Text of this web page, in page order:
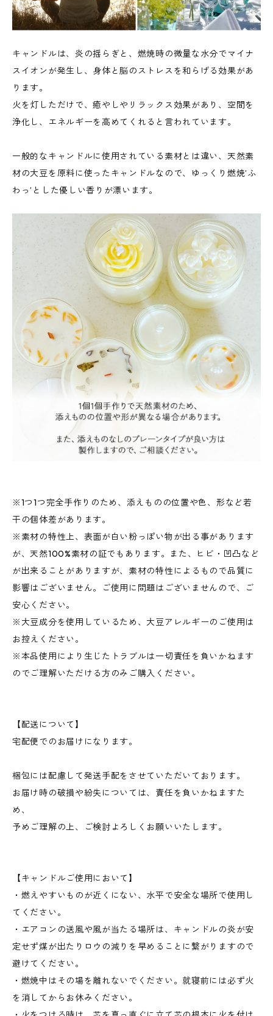
キャンドルは、炎の揺らぎと、燃焼時の微量な水分でマイナ
スイオンが発生し、身体と脳のストレスを和らげる効果があ
ります。
火を灯しただけで、癒やしやリラックス効果があり、空間を
浄化し、エネルギーを高めてくれると言われています。
一般的なキャンドルに使用されている素材とは違い、天然素
材の大豆を原料に使ったキャンドルなので、ゆっくり燃焼’ふ
わっ’とした優しい香りが漂います。
※1つ1つ完全手作りのため、添えものの位置や色、形など若
干の個体差があります。
※素材の特性上、表面が白い粉っぽい物が出る事があります
が、天然100%素材の証でもあります。また、ヒビ・凹凸など
が出来ることがありますが、素材の特性によるもので品質に
影響はございません。ご使用に問題はございませんので、ご
安心ください。
※大豆成分を使用しているため、大豆アレルギーのご使用は
お控えください。
※本品使用により生じたトラブルは一切責任を負いかねます
のでご理解いただける方のみご購入ください。
【配送について】
宅配便でのお届けになります。
梱包には配慮して発送手配をさせていただいております。
お届け時の破損や紛失については、責任を負いかねますた
め、
予めご理解の上、ご検討よろしくお願いいたします。
【キャンドルご使用において】
・燃えやすいものが近くにない、水平で安全な場所で使用し
てください。
・エアコンの送風や風が当たる場所は、キャンドルの炎が安
定せず煤が出たりロウの減りを早めることに繋がりますので
避けてください。
・燃焼中はその場を離れないでください。就寝前には必ず火
を消してからお休みください。